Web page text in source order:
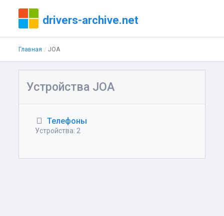
drivers-archive.net
Главная JOA
Устройства JOA
Телефоны
Устройства: 2